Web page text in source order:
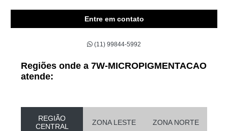
Entre em contato
(11) 99844-5992
Regiões onde a 7W-MICROPIGMENTACAO
atende:
REGIÃO
CENTRAL
ZONA LESTE ZONA NORTE